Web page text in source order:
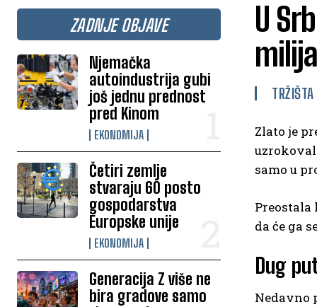
ZADNJE OBJAVE
Njemačka
autoindustrija gubi
još jednu prednost
pred Kinom
EKONOMIJA
Četiri zemlje
stvaraju 60 posto
gospodarstva
Europske unije
EKONOMIJA
Generacija Z više ne
bira gradove samo
U
TRŽIŠTA
Zlato je
samo u
Preostala
da će ga
Dug
Nedavno